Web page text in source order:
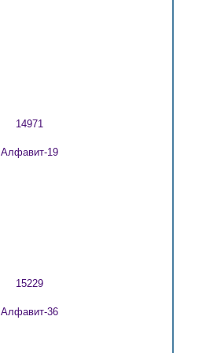
14971
Алфавит-19
15229
Алфавит-36